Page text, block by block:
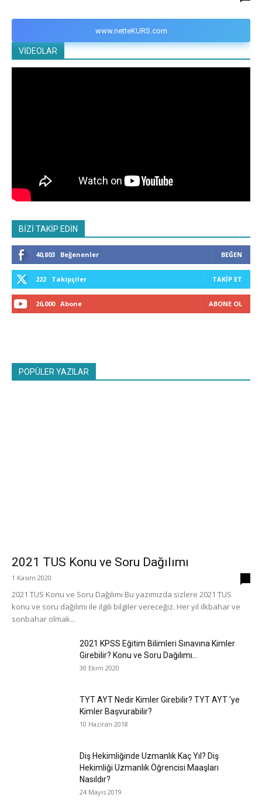
www.netteKURS.com
VİDEOLAR
BİZİ TAKİP EDİN
40,803 Beğenenler BEĞEN
222 Takipçiler TAKIP ET
26,000 Abone ABONE OL
POPÜLER YAZILAR
2021 TUS Konu ve Soru Dağılımı
1 Kasım 2020
2021 TUS Konu ve Soru Dağılımı Bu yazımızda sizlere 2021 TUS
konu ve soru dağılımı ile ilgili bilgiler vereceğiz. Her yıl ilkbahar ve
sonbahar olmak...
2021 KPSS Eğitim Bilimleri Sınavına Kimler
Girebilir? Konu ve Soru Dağılımı...
30 Ekim 2020
TYT AYT Nedir Kimler Girebilir? TYT AYT ‘ye
Kimler Başvurabilir?
10 Haziran 2018
Diş Hekimliğinde Uzmanlık Kaç Yıl? Diş
Hekimliği Uzmanlık Öğrencisi Maaşları
Nasıldır?
24 Mayıs 2019